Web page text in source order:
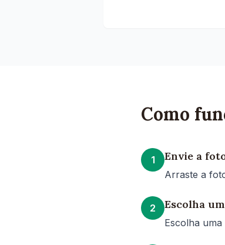
Como
1 Envie a
Arraste a
2 Escolha
Escolha